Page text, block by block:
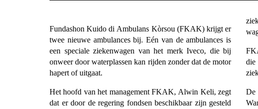
Fundashon Kuido di Ambulans Kòrsou (FKAK) krijgt er
twee nieuwe ambulances bij. Eén van de ambulances is
een speciale ziekenwagen van het merk Iveco, die bij
onweer door waterplassen kan rijden zonder dat de motor
hapert of uitgaat.
Het hoofd van het management FKAK, Alwin Keli, zegt
dat er door de regering fondsen beschikbaar zijn gesteld
De